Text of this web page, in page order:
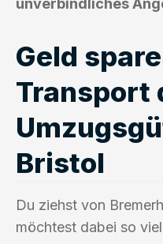
unverbindliches
Geld
Transport
Bristol
Du ziehst von
möchtest dabei so